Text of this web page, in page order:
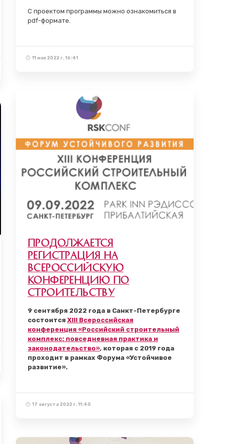
С проектом программы можно ознакомиться в
pdf-формате.
11 мая 2022 г. 16:41
Продолжается
регистрация на
Всероссийскую
конференцию по
строительству
9 сентября 2022 года в Санкт-Петербурге
состоится XIII Всероссийская
конференция «Российский строительный
комплекс: повседневная практика и
законодательство», которая с 2019 года
проходит в рамках Форума «Устойчивое
развитие».
17 августа 2022 г. 11:40